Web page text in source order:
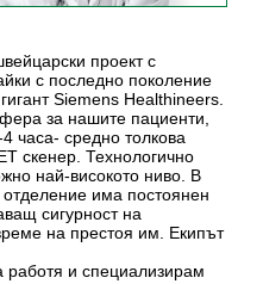
проект с
с последно поколение
Siemens Healthineers.
за нашите пациенти,
часа- средно толкова
скенер. Технологично
най-високото ниво. В
има постоянен
сигурност на
на престоя им. Екипът
работя и специализирам